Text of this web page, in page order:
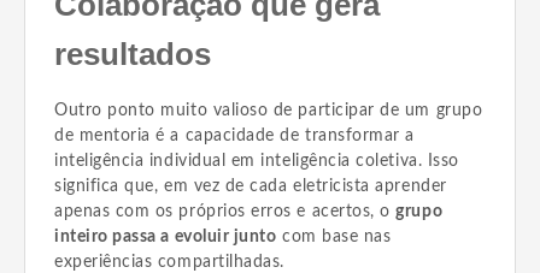
resultados
Outro ponto muito valioso de participar de um grupo
de mentoria é a capacidade de transformar a
inteligência individual em inteligência coletiva. Isso
significa que, em vez de cada eletricista aprender
apenas com os próprios erros e acertos, ogrupo
inteiro passa a evoluir junto com base nas
experiências compartilhadas.